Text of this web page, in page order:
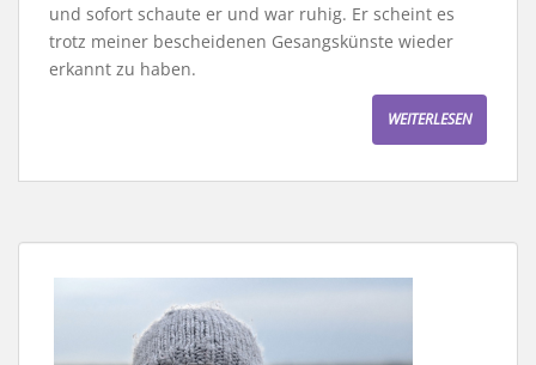
und sofort schaute er und war ruhig. Er scheint es
trotz meiner bescheidenen Gesangskünste wieder
erkannt zu haben.
WEITERLESEN